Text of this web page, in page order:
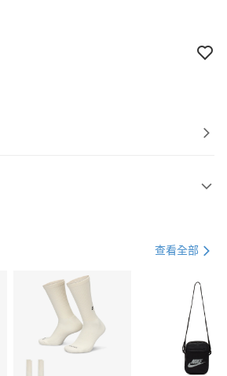
21家銀行
第一商業銀行
彰化商業銀行
查看全部